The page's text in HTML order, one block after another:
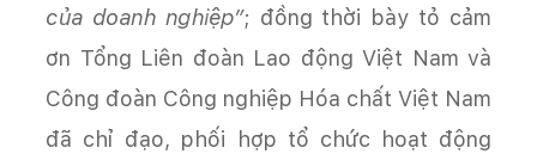
của doanh nghiệp”; đồng thời bày tỏ cảm
ơn Tổng Liên đoàn Lao động Việt Nam và
Công đoàn Công nghiệp Hóa chất Việt Nam
đã chỉ đạo, phối hợp tổ chức hoạt động